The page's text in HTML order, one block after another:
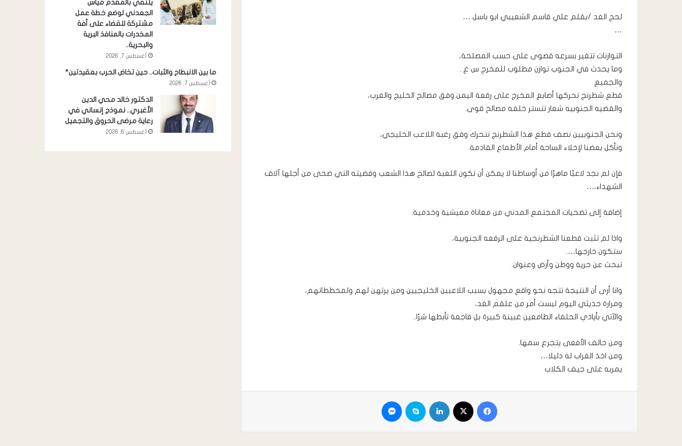
لحج الغد /بقلم علي قاسم الشعيبي ابو باسل …
…
التوازنات تتغير بسرعه قصوى على حسب المصلحة،
وما يحدث في الجنوب توازن مطلوب للمخرج س غ .
والجميع
قطع شطرنج تحركها أصابع المخرج على رقعة اليمن وفق مصالح الخليج والغرب،
والقضيه الجنوبيه شعار تتستر خلفه مصالح قوى.
ونحن الجنوبيين نصف قطع هذا الشطرنج نتحرك وفق رغبة اللاعب الخليجي،
ونأكل بعضنا لإخلاء الساحة أمام الأطماع القادمة.
فإن لم نجد لاعبًا ماهرًا من أوساطنا لا يمكن أن تكون اللعبة لصالح هذا الشعب وقضيته التي ضحى من أجلها آلاف
الشهداء،…
إضافة إلى تضحيات المجتمع المدني من معاناة معيشية وخدمية.
واذا لم تثبت قطعنا الشطرنجية على الرقعه الجنوبية،
ستكون خارجها….
تبحث عن حرية ووطن وأرض وعنوان.
وانا أرى أن النتيجة تتجه نحو واقع مجهول بسبب اللاعبين الخليجيين ومن يرتهن لهم ولمخططاتهم،
ومرارة حديثي اليوم ليست أمر من علقم الغد،
والآتي بأيادي الحلفاء الطامعين غبينة كبيرة بل فاجعة تأبطها شرًا..
ومن حالف الأفعى يتجرع سمها.
ومن اخذ الغراب له دليلا…
يمربه على جيف الكلاب
يلتقي بالمقدم مياس
الجعدني لوضع خطة عمل
مشتركة للقضاء على أفة
المخدرات بالمنافذ البرية
والبحرية..
أغسطس 7, 2026
ما بين الانبطاح والثبات.. حين تخاض الحرب بعقيدتين*
أغسطس 7, 2026
الدكتور خالد محي الدين
الأغبري.. نموذج إنساني في
رعاية مرضى الحروق والتجميل
أغسطس 6, 2026